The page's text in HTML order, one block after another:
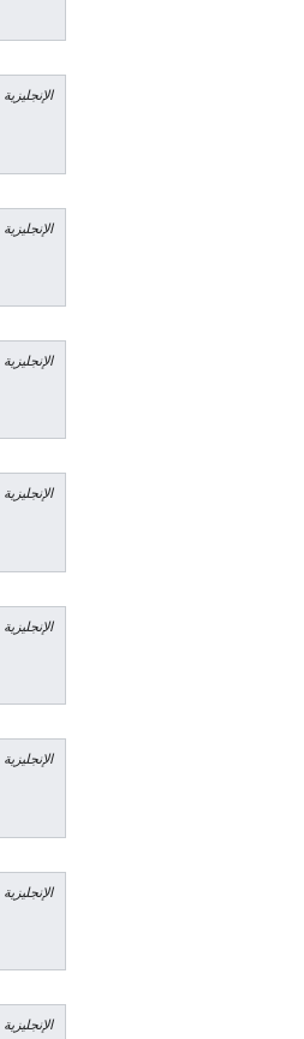
الإنجليزية
الإنجليزية
الإنجليزية
الإنجليزية
الإنجليزية
الإنجليزية
الإنجليزية
الإنجليزية